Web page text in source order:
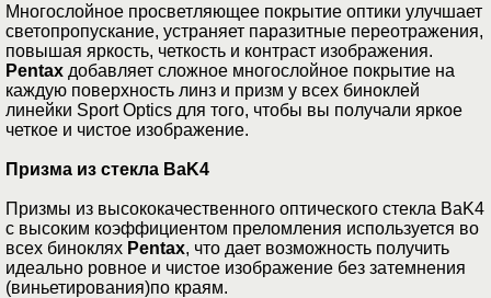
Многослойное просветляющее покрытие оптики улучшает
светопропускание, устраняет паразитные переотражения,
повышая яркость, четкость и контраст изображения.
Pentax добавляет сложное многослойное покрытие на
каждую поверхность линз и призм у всех биноклей
линейки Sport Optics для того, чтобы вы получали яркое
четкое и чистое изображение.
Призма из стекла BaK4
Призмы из высококачественного оптического стекла BaK4
с высоким коэффициентом преломления используется во
всех биноклях Pentax, что дает возможность получить
идеально ровное и чистое изображение без затемнения
(виньетирования)по краям.